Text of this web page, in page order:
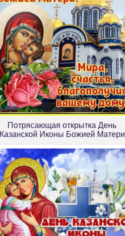
Потрясающая открытка День
Казанской Иконы Божией Матери